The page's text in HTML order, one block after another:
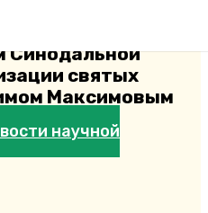
Синодальной
святых
Максимовым
научной